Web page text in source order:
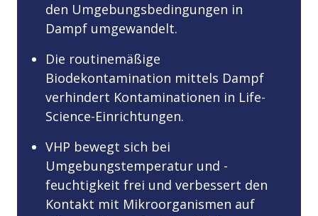
den Umgebungsbedingungen in
Dampf umgewandelt.
Die routinemäßige
Biodekontamination mittels Dampf
verhindert Kontaminationen in Life-
Science-Einrichtungen.
VHP bewegt sich bei
Umgebungstemperatur und -
feuchtigkeit frei und verbessert den
Kontakt mit Mikroorganismen auf